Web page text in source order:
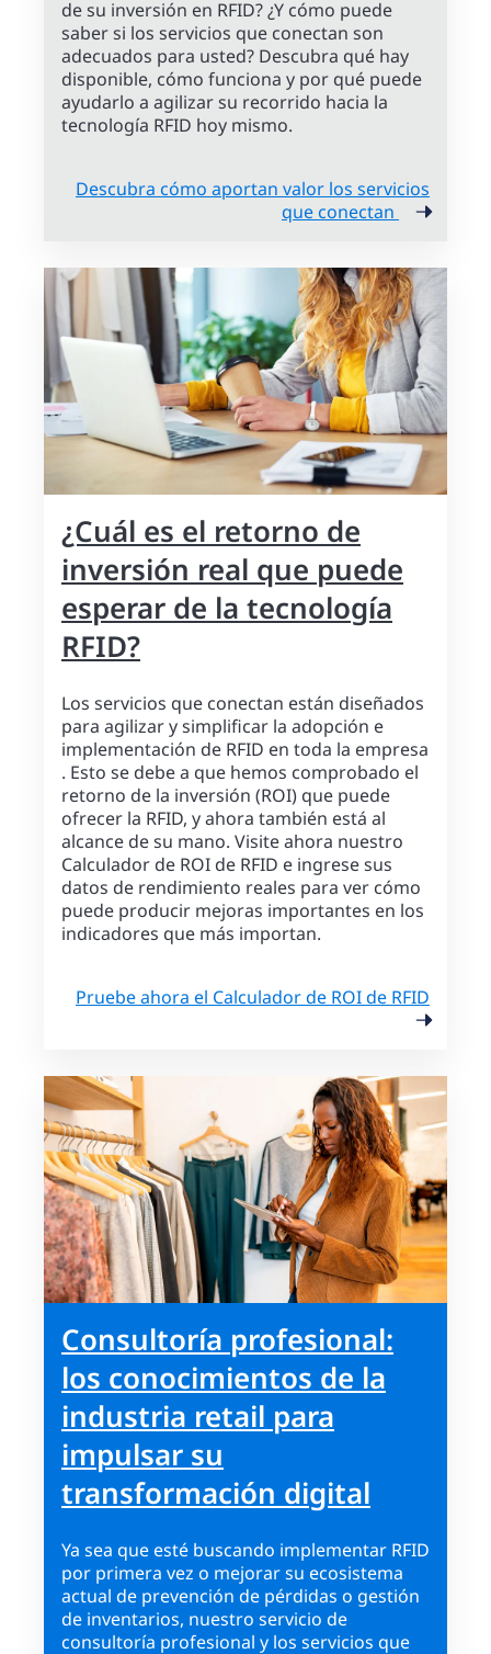
de su inversión en RFID? ¿Y cómo puede
saber si los servicios que conectan son
adecuados para usted? Descubra qué hay
disponible, cómo funciona y por qué puede
ayudarlo a agilizar su recorrido hacia la
tecnología RFID hoy mismo.
Descubra cómo aportan valor los servicios
que conectan
¿Cuál es el retorno de
inversión real que puede
esperar de la tecnología
RFID?
Los servicios que conectan están diseñados
para agilizar y simplificar la adopción e
implementación de RFID en toda la empresa
. Esto se debe a que hemos comprobado el
retorno de la inversión (ROI) que puede
ofrecer la RFID, y ahora también está al
alcance de su mano. Visite ahora nuestro
Calculador de ROI de RFID e ingrese sus
datos de rendimiento reales para ver cómo
puede producir mejoras importantes en los
indicadores que más importan.
Pruebe ahora el Calculador de ROI de RFID
Consultoría profesional:
los conocimientos de la
industria retail para
impulsar su
transformación digital
Ya sea que esté buscando implementar RFID
por primera vez o mejorar su ecosistema
actual de prevención de pérdidas o gestión
de inventarios, nuestro servicio de
consultoría profesional y los servicios que